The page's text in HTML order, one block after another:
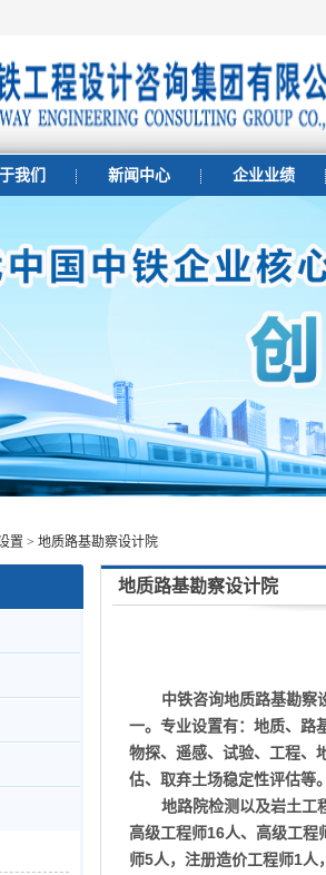
我们 新闻中心 企业业绩
置 > 地质路基勘察设计院
地质路基勘察设计院
中铁咨询地质路基勘察
一。专业设置有：地质、路
物探、遥感、试验、工程、
估、取弃土场稳定性评估等
地路院检测以及岩土工
高级工程师16人、高级工程
师5人，注册造价工程师1人